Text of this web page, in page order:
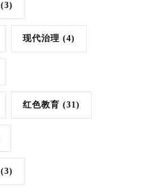
(3)
现代治理 (4)
红色教育 (31)
(3)